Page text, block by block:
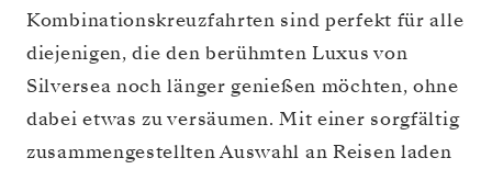
Kombinationskreuzfahrten sind perfekt für alle
diejenigen, die den berühmten Luxus von
Silversea noch länger genießen möchten, ohne
dabei etwas zu versäumen. Mit einer sorgfältig
zusammengestellten Auswahl an Reisen laden